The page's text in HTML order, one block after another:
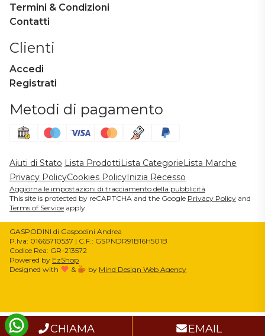
Termini & Condizioni
Contatti
Clienti
Accedi
Registrati
Metodi di pagamento
Aiuti di Stato Lista ProdottiLista CategorieLista Marche
Privacy PolicyCookies PolicyInizia Recesso
Aggiorna le impostazioni di tracciamento della pubblicità
This site is protected by reCAPTCHA and the Google Privacy Policy and
Terms of Service apply.
GASPODINI di Gaspodini Andrea
P.Iva: 01665710537 | C.F.: GSPNDR91B16H501B
Codice Rea: GR-213572
Powered by EzShop
Designed with
& by Mind Design Web Agency
CHIAMA EMAIL
Informativa sulla raccolta